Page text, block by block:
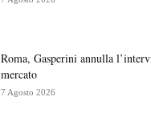
Roma, Gasperini annulla
mercato
7 Agosto 2026